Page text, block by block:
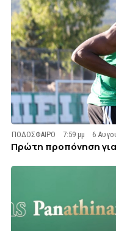
ΠΟΔΟΣΦΑΙΡΟ 7:59 μμ 6
Πρώτη προπόνηση